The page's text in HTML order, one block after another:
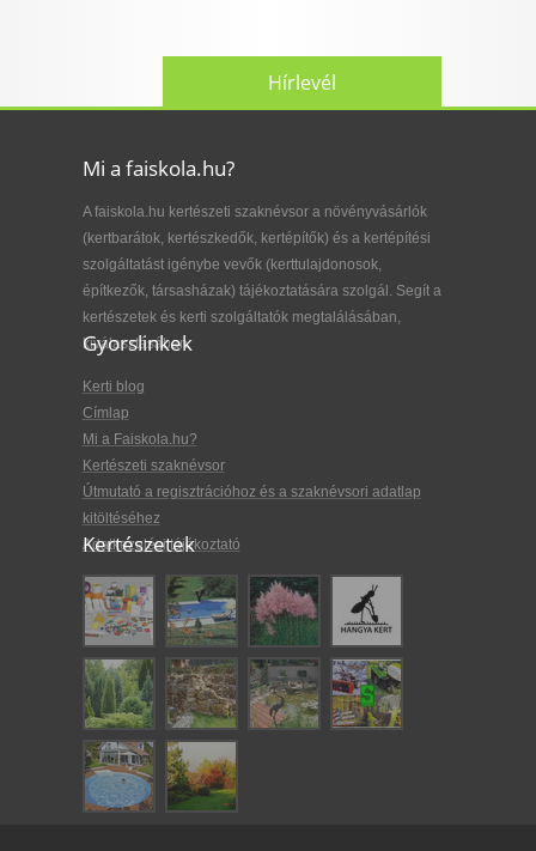
Hírlevél
Mi a faiskola.hu?
A faiskola.hu kertészeti szaknévsor a növényvásárlók
(kertbarátok, kertészkedők, kertépítők) és a kertépítési
szolgáltatást igénybe vevők (kerttulajdonosok,
építkezők, társasházak) tájékoztatására szolgál. Segít a
kertészetek és kerti szolgáltatók megtalálásában,
kiválasztásában.
Gyorslinkek
Kerti blog
Címlap
Mi a Faiskola.hu?
Kertészeti szaknévsor
Útmutató a regisztrációhoz és a szaknévsori adatlap
kitöltéséhez
Adatkezelési tájékoztató
Kertészetek